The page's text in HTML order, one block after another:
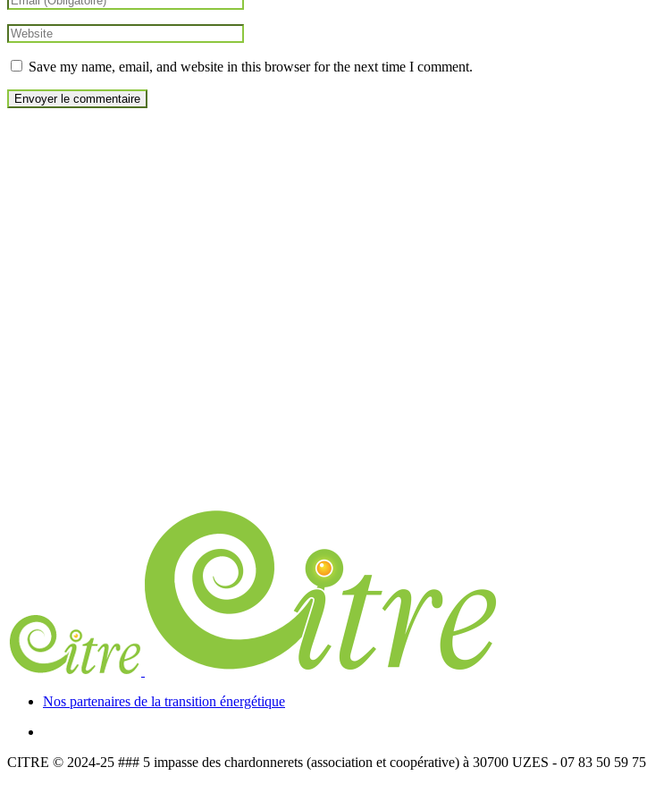
Save my name, email, and website in this browser for the next time I comment.
Nos partenaires de la transition énergétique
CITRE © 2024-25 ### 5 impasse des chardonnerets (association et coopérative) à 30700 UZES - 07 83 50 59 75